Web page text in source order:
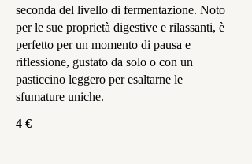
seconda del livello di fermentazione. Noto
per le sue proprietà digestive e rilassanti, è
perfetto per un momento di pausa e
riflessione, gustato da solo o con un
pasticcino leggero per esaltarne le
sfumature uniche.
4 €